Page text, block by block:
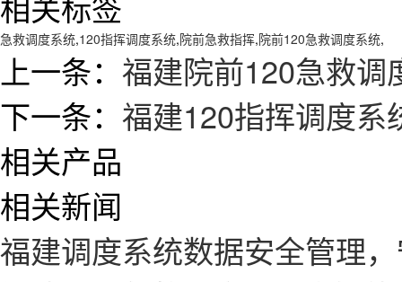
急救调度系统,120指挥调度系统,院前急救指挥,院前120急救调度系统,
上一条： 福建院前120急救调
下一条： 福建120指挥调度系
相关产品
相关新闻
福建调度系统数据安全管理